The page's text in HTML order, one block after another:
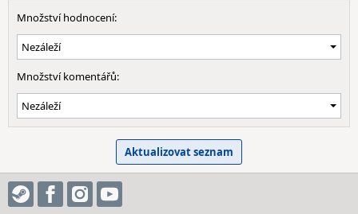
Množství hodnocení:
Množství komentářů: